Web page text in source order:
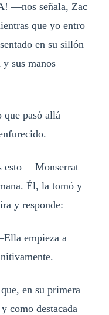
—nos señala, Zac
que yo entro
en su sillón
y sus manos
pasó allá
esto —Monserrat
Él, la tomó y
y responde:
empieza a
en su primera
como destacada